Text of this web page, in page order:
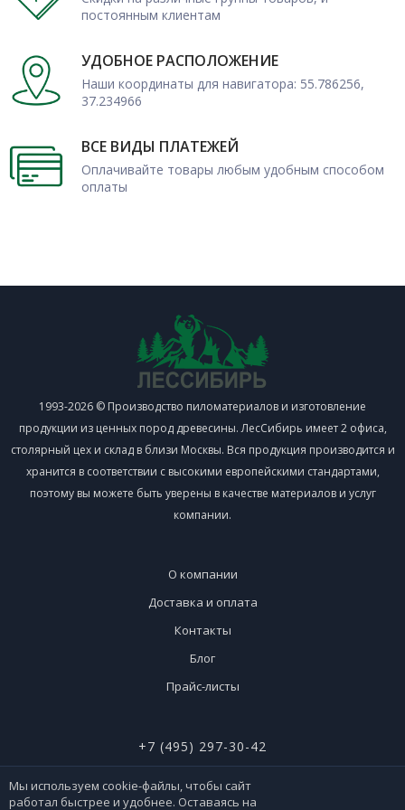
постоянным клиентам
УДОБНОЕ РАСПОЛОЖЕНИЕ
Наши координаты для навигатора: 55.786256,
37.234966
ВСЕ ВИДЫ ПЛАТЕЖЕЙ
Оплачивайте товары любым удобным способом
оплаты
1993-2026 © Производство пиломатериалов и изготовление
продукции из ценных пород древесины. ЛесСибирь имеет 2 офиса,
столярный цех и склад в близи Москвы. Вся продукция производится и
хранится в соответствии с высокими европейскими стандартами,
поэтому вы можете быть уверены в качестве материалов и услуг
компании.
О компании
Доставка и оплата
Контакты
Блог
Прайс-листы
+7 (495) 297-30-42
+7 (926) 365-51-90
Мы используем cookie-файлы, чтобы сайт
работал быстрее и удобнее. Оставаясь на